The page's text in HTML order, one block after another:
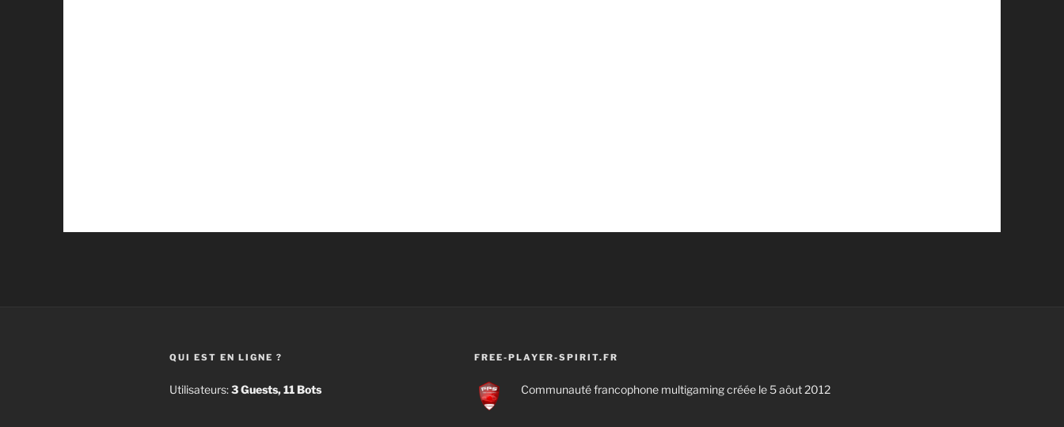
QUI EST EN LIGNE ?
Utilisateurs:3 Guests, 11 Bots
FREE-PLAYER-SPIRIT.FR
Communauté francophone multigaming créée le 5 aôut 2012